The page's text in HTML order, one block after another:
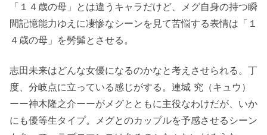
「１４歳の母」とは違うキャラだけど、メグ自身の持つ瞬
間記憶能力ゆえに凄惨なシーンを見て苦悩する表情は「１
４歳の母」を髣髴とさせる。
志田未来はどんな女優になるのかなと考えさせられる。丁
度、分岐点に立っている感じがする。連城 究（キュウ）
ーー神木隆之介ーーがメグとともに主役なわけだが、いか
にも優等生タイプ。メグとのカップルを予感させるシーン